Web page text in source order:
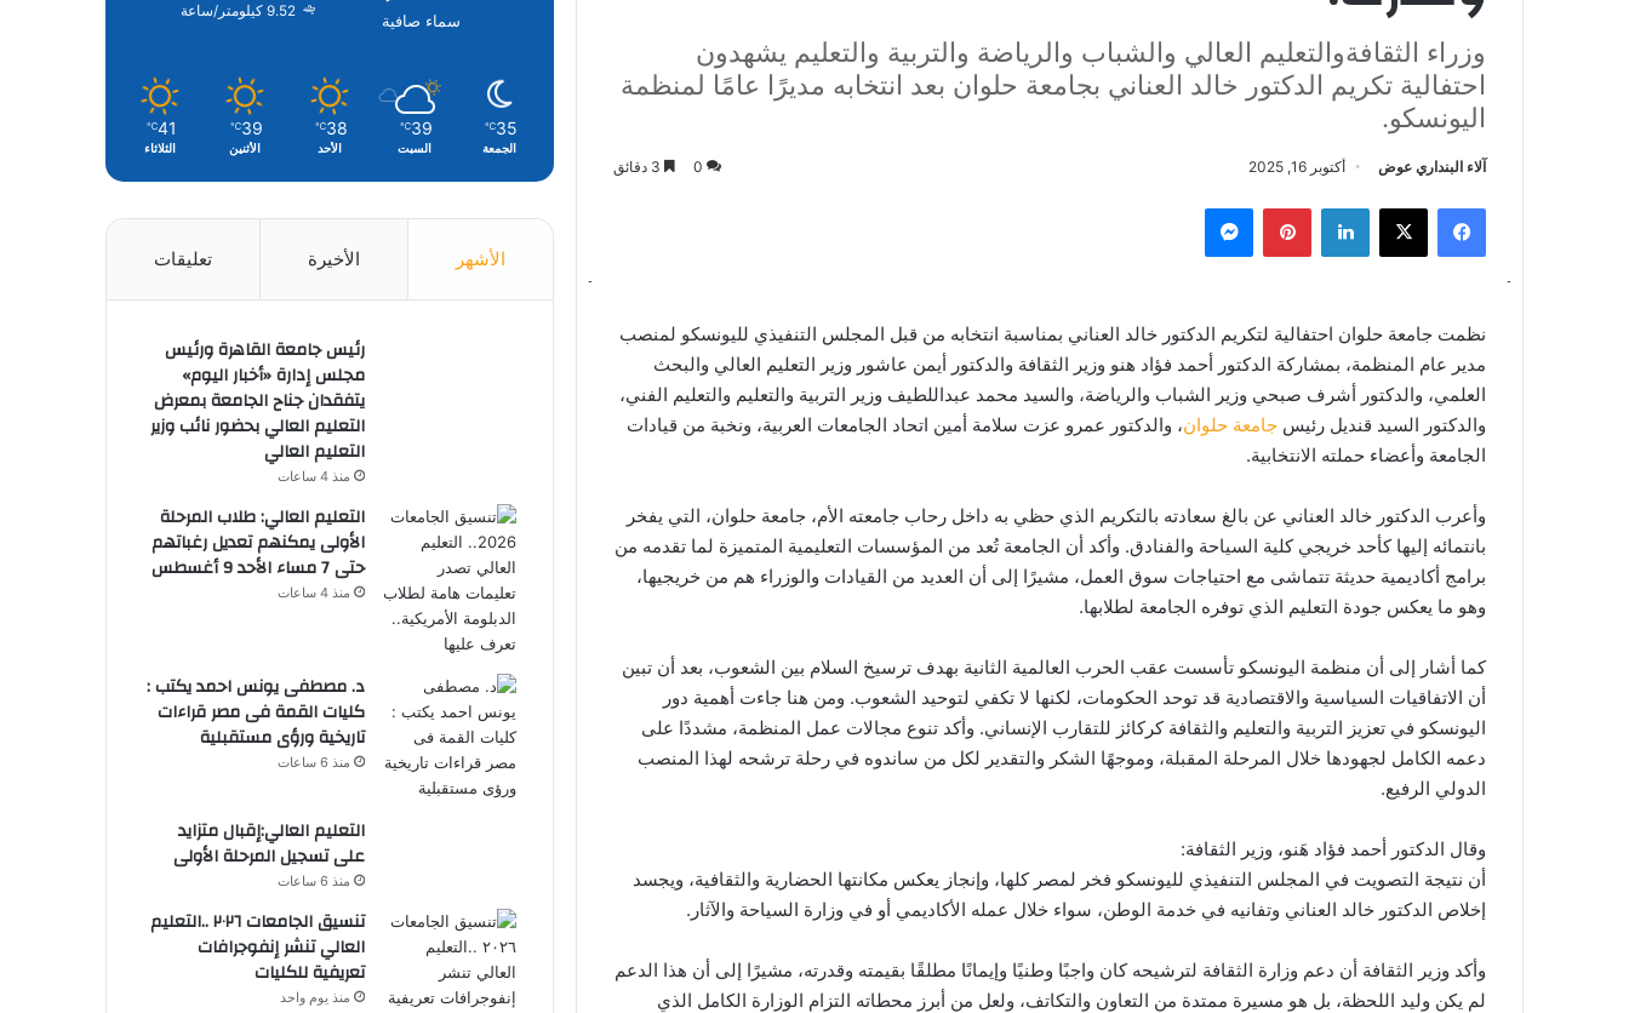
وزراء الثقافةوالتعليم العالي والشباب والرياضة والتربية والتعليم يشهدون
احتفالية تكريم الدكتور خالد العناني بجامعة حلوان بعد انتخابه مديرًا عامًا لمنظمة
اليونسكو.
آلاء البنداري عوض أكتوبر 16, 2025 0
فيسبوك ‫X لينكدإن بينتيريستماسنجر
نظمت جامعة حلوان احتفالية لتكريم الدكتور خالد العناني بمناسبة انتخابه من قبل المجلس التنفيذي لليونسكو لمنصب
مدير عام المنظمة، بمشاركة الدكتور أحمد فؤاد هنو وزير الثقافة والدكتور أيمن عاشور وزير التعليم العالي والبحث
العلمي، والدكتور أشرف صبحي وزير الشباب والرياضة، والسيد محمد عبداللطيف وزير التربية والتعليم والتعليم الفني،
والدكتور السيد قنديل رئيس جامعة حلوان، والدكتور عمرو عزت سلامة أمين اتحاد الجامعات العربية، ونخبة من قيادات
الجامعة وأعضاء حملته الانتخابية.
وأعرب الدكتور خالد العناني عن بالغ سعادته بالتكريم الذي حظي به داخل رحاب جامعته الأم، جامعة حلوان، التي يفخر
بانتمائه إليها كأحد خريجي كلية السياحة والفنادق. وأكد أن الجامعة تُعد من المؤسسات التعليمية المتميزة لما تقدمه من
برامج أكاديمية حديثة تتماشى مع احتياجات سوق العمل، مشيرًا إلى أن العديد من القيادات والوزراء هم من خريجيها،
وهو ما يعكس جودة التعليم الذي توفره الجامعة لطلابها.
كما أشار إلى أن منظمة اليونسكو تأسست عقب الحرب العالمية الثانية بهدف ترسيخ السلام بين الشعوب، بعد أن تبين
أن الاتفاقيات السياسية والاقتصادية قد توحد الحكومات، لكنها لا تكفي لتوحيد الشعوب. ومن هنا جاءت أهمية دور
اليونسكو في تعزيز التربية والتعليم والثقافة كركائز للتقارب الإنساني. وأكد تنوع مجالات عمل المنظمة، مشددًا على
دعمه الكامل لجهودها خلال المرحلة المقبلة، وموجهًا الشكر والتقدير لكل من ساندوه في رحلة ترشحه لهذا المنصب
الدولي الرفيع.
وقال الدكتور أحمد فؤاد هَنو، وزير الثقافة:
أن نتيجة التصويت في المجلس التنفيذي لليونسكو فخر لمصر كلها، وإنجاز يعكس مكانتها الحضارية والثقافية، ويجسد
إخلاص الدكتور خالد العناني وتفانيه في خدمة الوطن، سواء خلال عمله الأكاديمي أو في وزارة السياحة والآثار.
وأكد وزير الثقافة أن دعم وزارة الثقافة لترشيحه كان واجبًا وطنيًا وإيمانًا مطلقًا بقيمته وقدرته، مشيرًا إلى أن هذا الدعم
لم يكن وليد اللحظة، بل هو مسيرة ممتدة من التعاون والتكاتف، ولعل من أبرز محطاته التزام الوزارة الكامل الذي
سماء صافية
9.52 كيلومتر/ساعة
35
℃
الجمعة
39
℃
السبت
38
℃
الأحد
39
℃
الأثنين
41
℃
الثلاثاء
الأشهر الأخيرة تعليقات
رئيس جامعة القاهرة ورئيس
مجلس إدارة «أخبار اليوم»
يتفقدان جناح الجامعة بمعرض
التعليم العالي بحضور نائب وزير
التعليم العالي
منذ 4 ساعات
التعليم العالي: طلاب المرحلة
الأولى يمكنهم تعديل رغباتهم
حتى 7 مساء الأحد 9 أغسطس
منذ 4 ساعات
د. مصطفى يونس احمد يكتب :
كليات القمة فى مصر قراءات
تاريخية ورؤى مستقبلية
منذ 6 ساعات
التعليم العالي:إقبال متزايد
على تسجيل المرحلة الأولى
منذ 6 ساعات
تنسيق الجامعات ٢٠٢٦ ..التعليم
العالي تنشر إنفوجرافات
تعريفية للكليات
منذ يوم واحد